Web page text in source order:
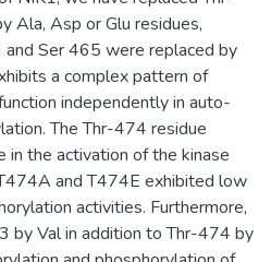
Ala, Asp or Glu residues,
Ser 465 were replaced by
a complex pattern of
independently in auto-
The Thr-474 residue
the activation of the kinase
and T474E exhibited low
activities. Furthermore,
by Val in addition to Thr-474 by